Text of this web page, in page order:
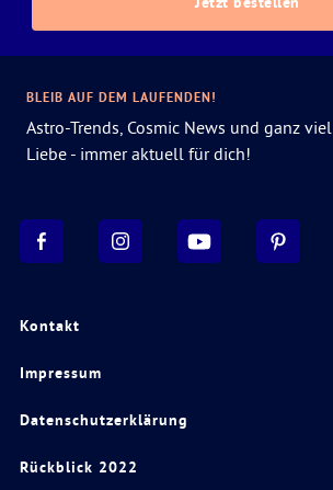
Kontakt
Impressum
Datenschutzerklärung
Rückblick 2022
BLEIB AUF DEM LAUFENDEN!
Astro-Trends, Cosmic News und ganz viel
Liebe - immer aktuell für dich!